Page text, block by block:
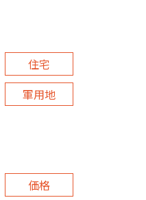
住宅
軍用地
価格